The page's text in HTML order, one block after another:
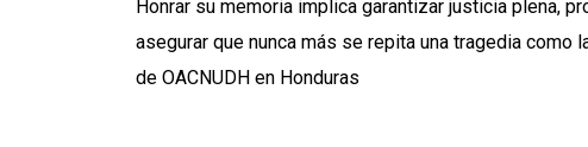
Honrar su memoria implica garantizar justicia plena,
asegurar que nunca más se repita una tragedia como
de OACNUDH en Honduras